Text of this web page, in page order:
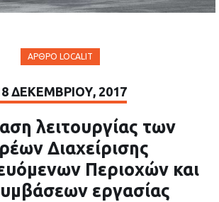
ΆΡΘΡΟ LOCALIT
ΔΕΚΕΜΒΡΊΟΥ, 2017
λειτουργίας των
Διαχείρισης
Περιοχών και
εργασίας